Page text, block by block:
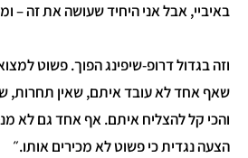
באיביי, אבל אני היחיד שעושה את זה –
וזה בגדול דרופ-שיפינג הפוך. פשוט
שאף אחד לא עובד איתם, שאין תחרות,
והכי קל להצליח איתם. אף אחד גם לא
הצעה נגדית כי פשוט לא מכירים אותו.״